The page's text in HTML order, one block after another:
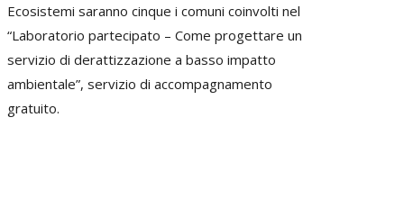
Ecosistemi saranno cinque i comuni coinvolti nel
“Laboratorio partecipato – Come progettare un
servizio di derattizzazione a basso impatto
ambientale”, servizio di accompagnamento
gratuito.